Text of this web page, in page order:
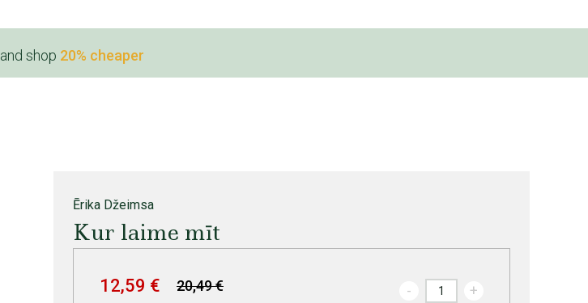
and shop 20% cheaper
Ērika Džeimsa
Kur laime mīt
20,49 €
12,59 € - +